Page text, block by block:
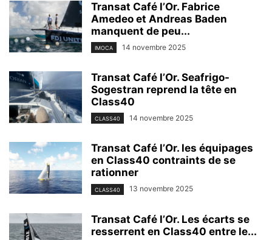
Transat Café l’Or. Fabrice
Amedeo et Andreas Baden
manquent de peu...
IMOCA 14 novembre 2025
Transat Café l’Or. Seafrigo-
Sogestran reprend la tête en
Class40
CLASS40 14 novembre 2025
Transat Café l’Or. les équipages
en Class40 contraints de se
rationner
CLASS40 13 novembre 2025
Transat Café l’Or. Les écarts se
resserrent en Class40 entre le...